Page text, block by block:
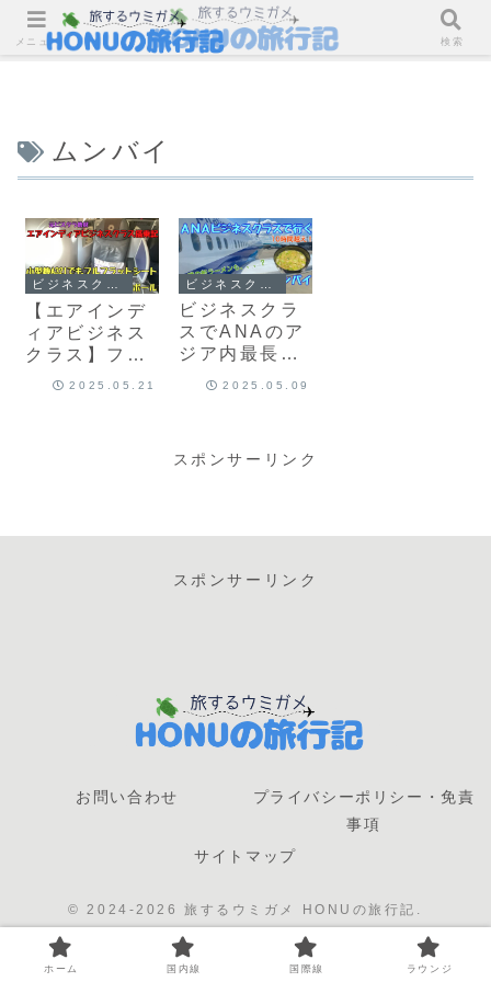
ムンバイ
【エアインデ
ィアビジネス
クラス】フル
フラットシー
2025.05.21
ビジネスクラ
スでANAのア
ジア内最長フ
2025.05.09
スポンサーリンク
スポンサーリンク
お問い合わせ
プライバシーポリシー・免責
事項
サイトマップ
© 2024-2026 旅するウミガメ HONUの旅行記.
メニュー 検索
ホーム 国内線 国際線 ラウンジ